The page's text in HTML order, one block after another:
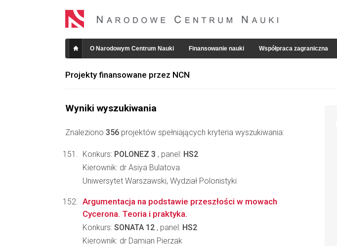
O Narodowym Centrum Nauki Finansowanie nauki Współpraca zagraniczna
Projekty finansowane przez NCN
Wyniki wyszukiwania
Znaleziono 356 projektów spełniających kryteria wyszukiwania:
Konkurs: POLONEZ 3 , panel: HS2
Kierownik: dr Asiya Bulatova
Uniwersytet Warszawski, Wydział Polonistyki
Argumentacja na podstawie przeszłości w mowach
Cycerona. Teoria i praktyka.
Konkurs: SONATA 12 , panel: HS2
Kierownik: dr Damian Pierzak